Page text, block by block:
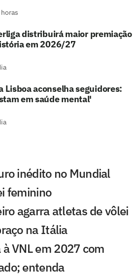
distribuirá maior premiação
em 2026/27
Lisboa aconselha seguidores:
em saúde mental'
inédito no Mundial
feminino
agarra atletas de vôlei
na Itália
VNL em 2027 com
entenda